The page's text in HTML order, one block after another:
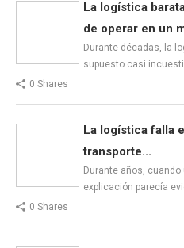
La logística
de operar en un
Durante décadas, la
supuesto casi
0 Shares
La logística falla
transporte...
Durante años,
explicación parecía
0 Shares